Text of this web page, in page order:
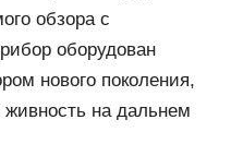
обзора с
оборудован
нового поколения,
на дальнем